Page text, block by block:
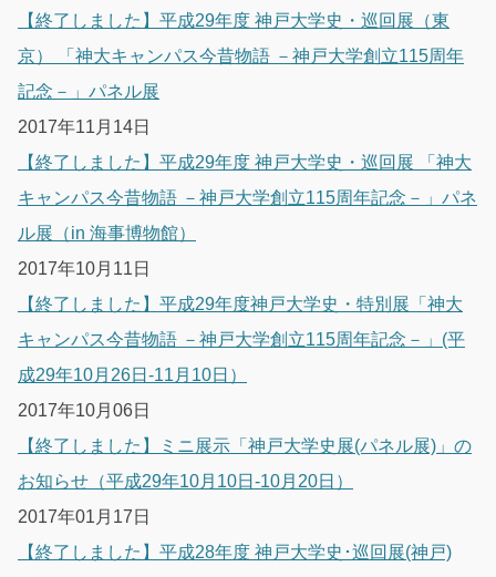
【終了しました】平成29年度 神戸大学史・巡回展（東
京） 「神大キャンパス今昔物語 －神戸大学創立115周年
記念－」パネル展
2017年11月14日
【終了しました】平成29年度 神戸大学史・巡回展 「神大
キャンパス今昔物語 －神戸大学創立115周年記念－」パネ
ル展（in 海事博物館）
2017年10月11日
【終了しました】平成29年度神戸大学史・特別展「神大
キャンパス今昔物語 －神戸大学創立115周年記念－」(平
成29年10月26日-11月10日）
2017年10月06日
【終了しました】ミニ展示「神戸大学史展(パネル展)」の
お知らせ（平成29年10月10日-10月20日）
2017年01月17日
【終了しました】平成28年度 神戸大学史･巡回展(神戸)